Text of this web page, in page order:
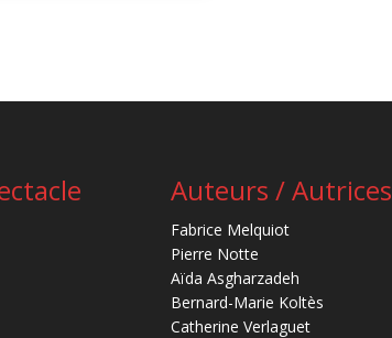
Auteurs / Autrices
Fabrice Melquiot
Pierre Notte
Aïda Asgharzadeh
Bernard-Marie Koltès
Catherine Verlaguet